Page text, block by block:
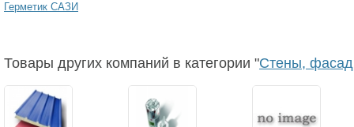
Герметик САЗИ
Товары других компаний в категории "Стены,